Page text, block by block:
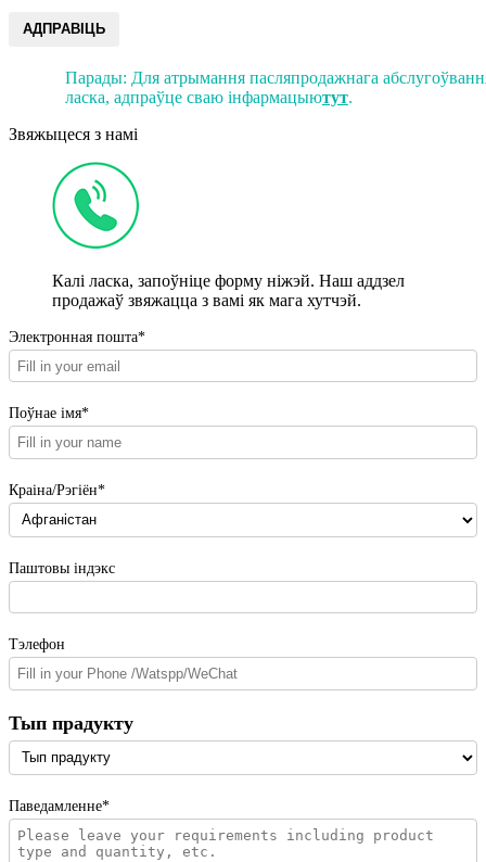
АДПРАВІЦЬ
Парады: Для атрымання пасляпродажнага
ласка, адпраўце сваю інфармацыютут.
Звяжыцеся з намі
Калі ласка, запоўніце форму ніжэй. Наш аддзел
продажаў звяжацца з вамі як мага хутчэй.
Электронная пошта*
Поўнае імя*
Краіна/Рэгіён*
Паштовы індэкс
Тэлефон
Тып прадукту
Паведамленне*